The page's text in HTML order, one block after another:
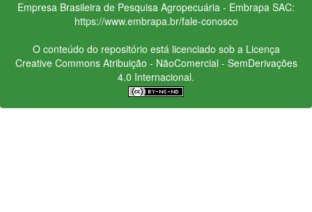
Empresa Brasileira de Pesquisa Agropecuária - Embrapa SAC:
https://www.embrapa.br/fale-conosco
O conteúdo do repositório está licenciado sob a Licença
Creative CommonsAtribuição - NãoComercial - SemDerivações
4.0 Internacional.